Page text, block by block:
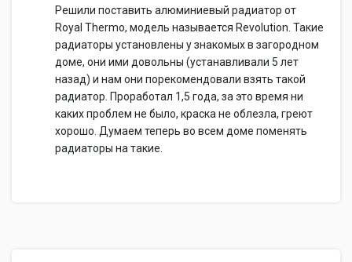
Решили поставить алюминиевый радиатор от
Royal Thermo, модель называется Revolution. Такие
радиаторы установлены у знакомых в загородном
доме, они ими довольны (устанавливали 5 лет
назад) и нам они порекомендовали взять такой
радиатор. Проработал 1,5 года, за это время ни
каких проблем не было, краска не облезла, греют
хорошо. Думаем теперь во всем доме поменять
радиаторы на такие.